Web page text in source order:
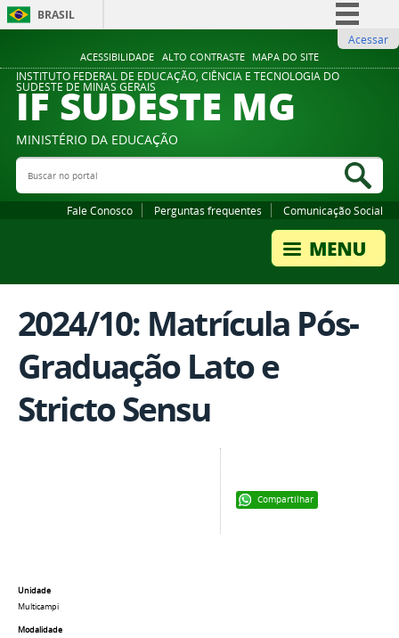
ACESSIBILIDADE ALTO CONTRASTE MAPA DO SITE
BRASIL
Comunica BR
Participe
Legislação
Acessar
INSTITUTO FEDERAL DE EDUCAÇÃO, CIÊNCIA E TECNOLOGIA DO
SUDESTE DE MINAS GERAIS
IF SUDESTE MG
MINISTÉRIO DA EDUCAÇÃO
Buscar no portal
Fale Conosco Perguntas frequentes Comunicação Social
2024/10: Matrícula Pós-
Graduação Lato e
Stricto Sensu
Compartilhar
Unidade
Multicampi
Modalidade